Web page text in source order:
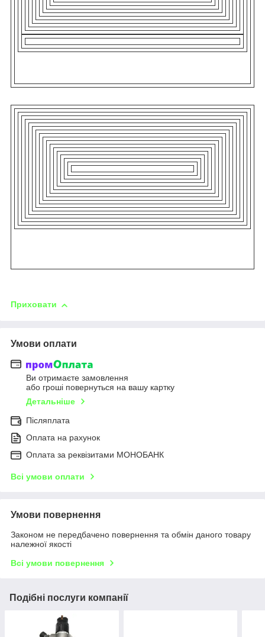
Приховати
Умови оплати
Ви отримаєте замовлення
або гроші повернуться на вашу картку
Детальніше
Післяплата
Оплата на рахунок
Оплата за реквізитами МОНОБАНК
Всі умови оплати
Умови повернення
Законом не передбачено повернення та обмін даного товару
належної якості
Всі умови повернення
Подібні послуги компанії